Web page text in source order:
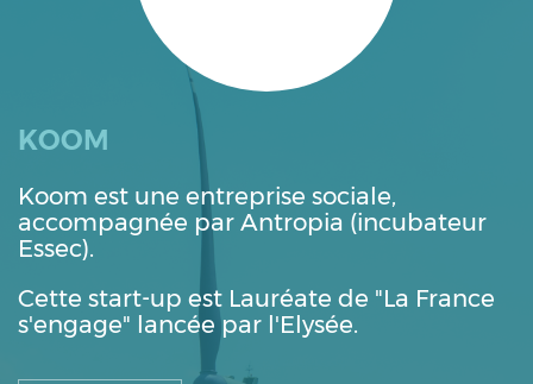
KOOM
Koom est une entreprise sociale,
accompagnée par Antropia (incubateur
Essec).
Cette start-up est Lauréate de "La France
s'engage" lancée par l'Elysée.